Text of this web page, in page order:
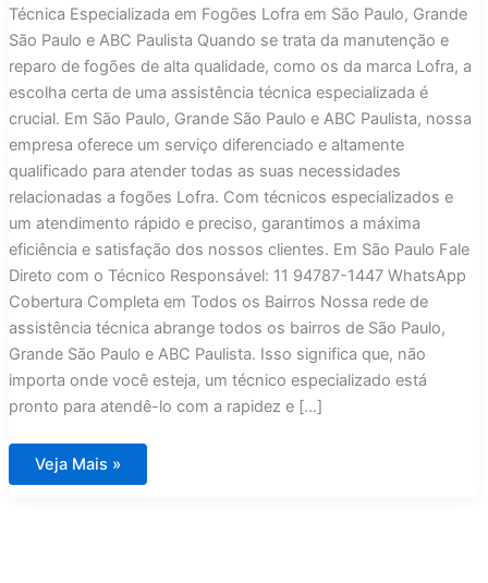
Técnica Especializada em Fogões Lofra em São Paulo, Grande
São Paulo e ABC Paulista Quando se trata da manutenção e
reparo de fogões de alta qualidade, como os da marca Lofra, a
escolha certa de uma assistência técnica especializada é
crucial. Em São Paulo, Grande São Paulo e ABC Paulista, nossa
empresa oferece um serviço diferenciado e altamente
qualificado para atender todas as suas necessidades
relacionadas a fogões Lofra. Com técnicos especializados e
um atendimento rápido e preciso, garantimos a máxima
eficiência e satisfação dos nossos clientes. Em São Paulo Fale
Direto com o Técnico Responsável: 11 94787-1447 WhatsApp
Cobertura Completa em Todos os Bairros Nossa rede de
assistência técnica abrange todos os bairros de São Paulo,
Grande São Paulo e ABC Paulista. Isso significa que, não
importa onde você esteja, um técnico especializado está
pronto para atendê-lo com a rapidez e […]
Assistência
Técnica
Veja Mais »